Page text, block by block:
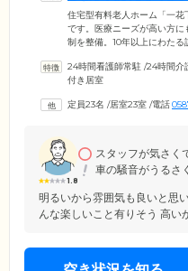
住宅型有料老人ホーム「一
です。医療ニーズが高い方
制を整備。10年以上にわた
おります。そのため、現在
方や、ご自宅での介護が負担
も最適なサポートができるよ
24時間看護師常駐 /24時間介
付き居室
定員23名 /居室23室 /電話
1.8
スタッフが気さく
車の騒音がうるさ
明るいから雰囲気も良いと思
んな楽しいこと有りそう 高い